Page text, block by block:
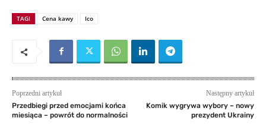
TAGI Cena kawy Ico
Poprzedni artykuł
Przedbiegi przed emocjami końca
miesiąca – powrót do normalności
Następny artykuł
Komik wygrywa wybory – nowy
prezydent Ukrainy